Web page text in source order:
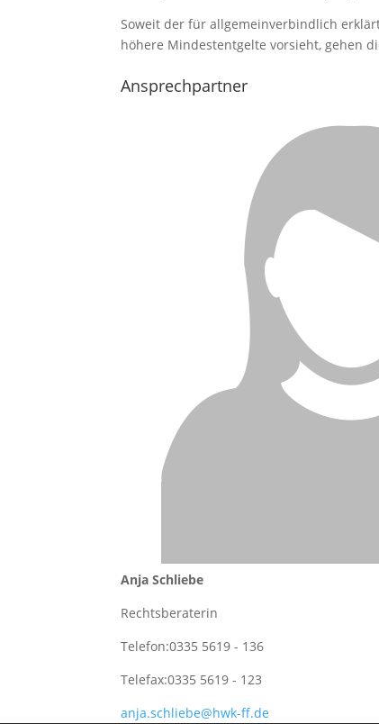
Soweit der für allgemeinverbindlich
höhere Mindestentgelte vorsieht, gehen
Ansprechpartner
Anja Schliebe
Rechtsberaterin
Telefon:0335 5619 - 136
Telefax:0335 5619 - 123
anja.schliebe@hwk-ff.de